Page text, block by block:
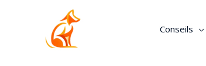
Conseils